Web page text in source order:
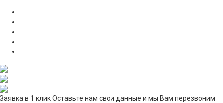
Заявка в 1 кликОставьте нам свои данные и мы Вам перезвоним